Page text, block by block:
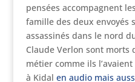
pensées accompagnent
famille des deux envoyés
assassinés dans le nord
Claude Verlon sont morts
métier comme ils
à Kidal en audio mais